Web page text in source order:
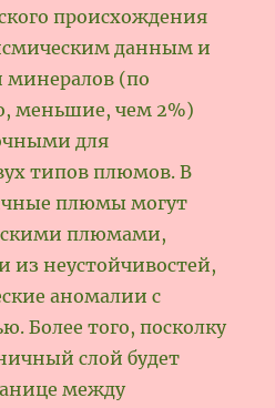
происхождения
данным и
(по
меньшие, чем 2%)
для
типов плюмов. В
плюмы могут
плюмами,
неустойчивостей,
аномалии с
Более того, посколку
слой будет
между